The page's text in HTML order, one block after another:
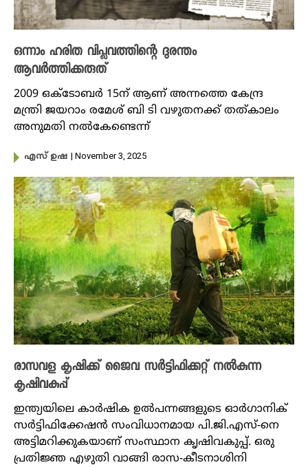
ഒന്നാം ഹരിത വിപ്ലവത്തിന്റെ ദുരന്തം
ആവർത്തിക്കരുത്
2009 ഒക്ടോബർ 15ന് ആണ് അന്നത്തെ കേന്ദ്ര
മന്ത്രി ജയറാം രമേശ് ബി ടി വഴുതനക്ക് തത്കാലം
അനുമതി നൽകേണ്ടെന്ന്
എസ് ഉഷ | November 3, 2025
രാസവള കൃഷിക്ക് ജൈവ സർട്ടിഫിക്കറ്റ് നൽകുന്ന
കൃഷിവകുപ്പ്
ഇന്ത്യയിലെ കാർഷിക ഉൽപന്നങ്ങളുടെ ഓർഗാനിക്
സർട്ടിഫിക്കേഷൻ സംവിധാനമായ പി.ജി.എസ്-നെ
അട്ടിമറിക്കുകയാണ് സംസ്ഥാന കൃഷിവകുപ്പ്. ഒരു
പ്രതിജ്ഞ എഴുതി വാങ്ങി രാസ-കീടനാശിനി